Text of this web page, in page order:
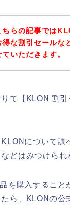
ちらの記事では
得な割引セールな
いただきます。
て【KLON 割
について
どはみつけられ
を購入すること
ら、KLONの公